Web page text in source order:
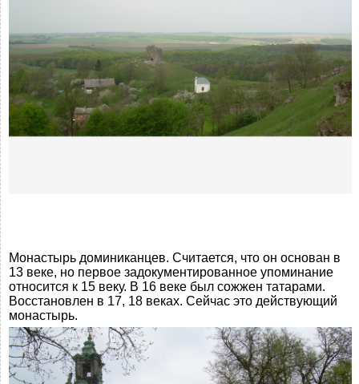
Монастырь доминиканцев. Считается, что он основан в
13 веке, но первое задокументированное упоминание
относится к 15 веку. В 16 веке был сожжен татарами.
Восстановлен в 17, 18 веках. Сейчас это действующий
монастырь.